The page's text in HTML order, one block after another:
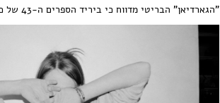
"הגארדיאן" הבריטי מדווח כי ביריד הספרים ה-43 של כוויית, המתקיים בימים...